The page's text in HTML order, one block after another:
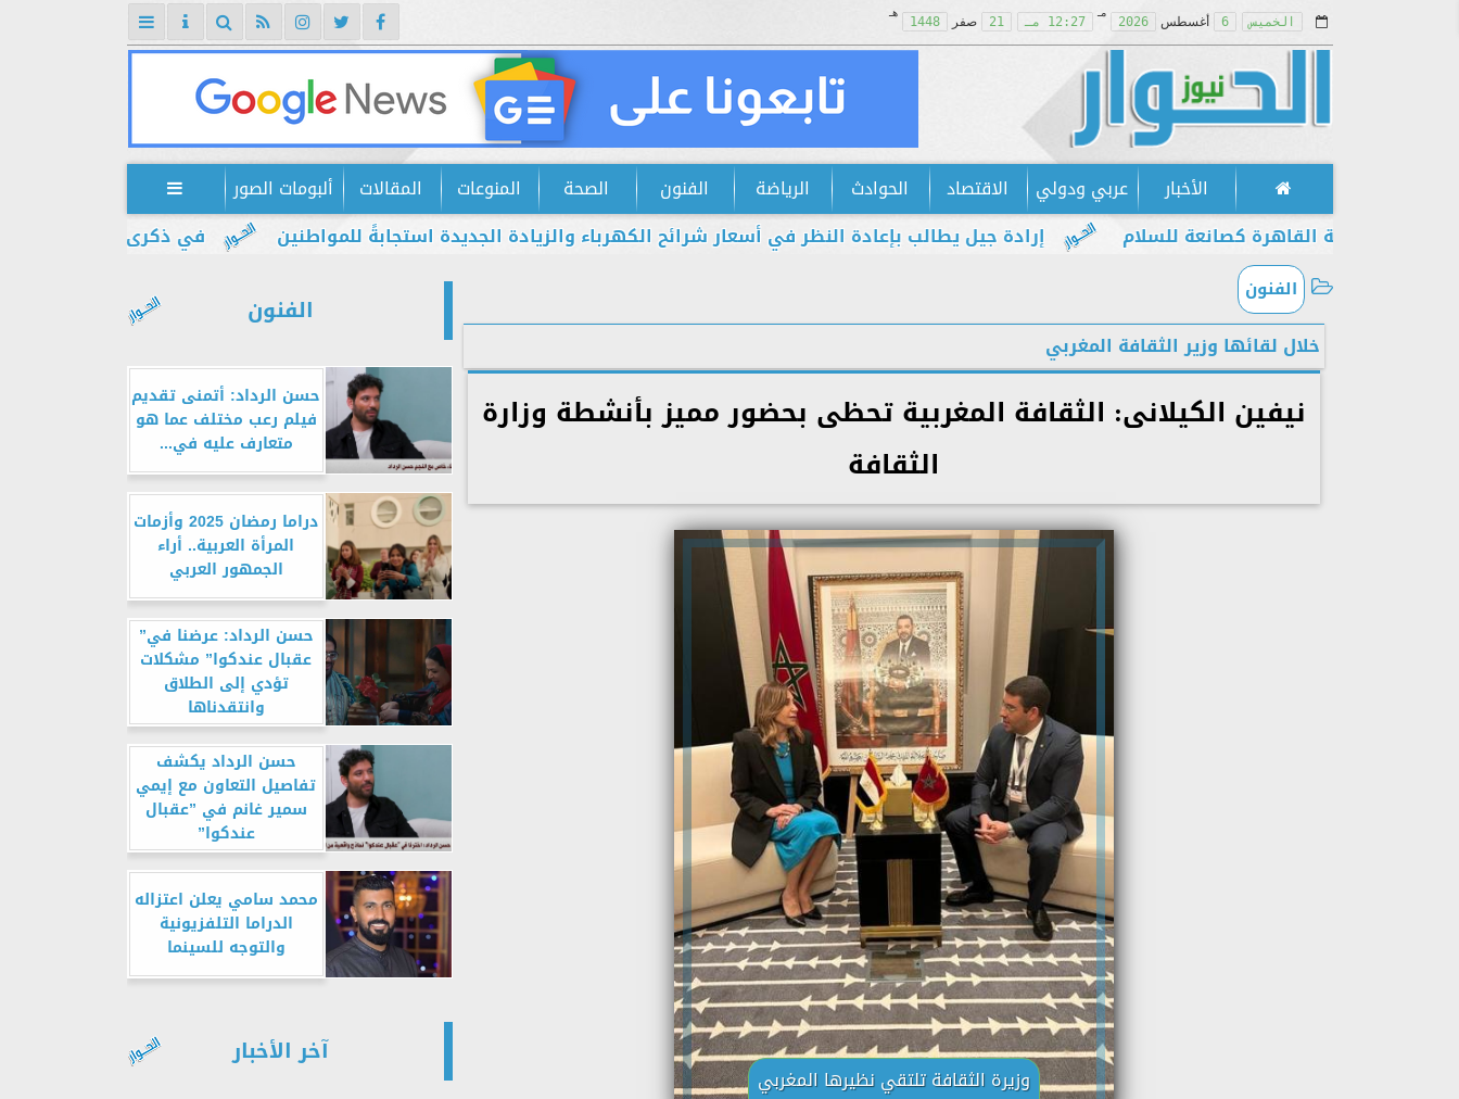
الخميس 6 أغسطس 2026
مـ
12:27 مـ 21 صفر 1448
هـ
الأخبار عربي ودولي الاقتصاد الحوادث الرياضة الفنون الصحة المنوعات المقالات ألبومات الصور

في ذكرى يوليو.. إبراهيم
إرادة جيل يطالب بإعادة النظر في أسعار شرائح الكهرباء والزيادة الجديدة استجابةً للمواطنين مكانة القاهرة كصانعة للسلام
الفنون
خلال لقائها وزير الثقافة المغربي
نيفين الكيلانى: الثقافة المغربية تحظى بحضور مميز بأنشطة وزارة
الثقافة
وزيرة الثقافة تلتقي نظيرها المغربي
الفنون
حسن الرداد: أتمنى تقديم
فيلم رعب مختلف عما هو
متعارف عليه في...
دراما رمضان 2025 وأزمات
المرأة العربية.. أراء
الجمهور العربي
حسن الرداد: عرضنا في”
عقبال عندكوا” مشكلات
تؤدي إلى الطلاق
وانتقدناها
حسن الرداد يكشف
تفاصيل التعاون مع إيمي
سمير غانم في ”عقبال
عندكوا”
محمد سامي يعلن اعتزاله
الدراما التلفزيونية
والتوجه للسينما
آخر الأخبار